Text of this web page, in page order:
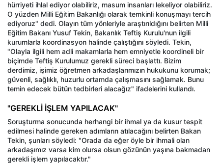
hürriyeti ihlal ediyor olabiliriz, masum insanları lekeliyor olabiliriz.
O yüzden Milli Eğitim Bakanlığı olarak temkinli konuşmayı tercih
ediyoruz" dedi. Olayın tüm yönleriyle araştırıldığını belirten Milli
Eğitim Bakanı Yusuf Tekin, Bakanlık Teftiş Kurulu'nun ilgili
kurumlarla koordinasyon halinde çalıştığını söyledi. Tekin,
"Olayla ilgili hem adli makamlarla hem emniyetle koordineli bir
biçimde Teftiş Kurulumuz gerekli süreci başlattı. Bizim
derdimiz, işimiz öğretmen arkadaşlarımızın hukukunu korumak;
güvenli, sağlıklı, huzurlu ortamda çalışmasını sağlamak. Bunu
temin edecek bütün tedbirleri alacağız" ifadelerini kullandı.
"GEREKLİ İŞLEM YAPILACAK"
Soruşturma sonucunda herhangi bir ihmal ya da kusur tespit
edilmesi halinde gereken adımların atılacağını belirten Bakan
Tekin, şunları söyledi: "Orada da eğer öyle bir ihmali olan
arkadaşımız varsa kim olursa olsun gözünün yaşına bakmadan
gerekli işlem yapılacaktır."